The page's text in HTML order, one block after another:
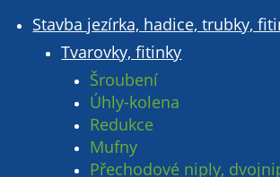
Stavba jezírka, hadice, trubky,
Tvarovky, fitinky
Šroubení
Úhly-kolena
Redukce
Mufny
Přechodové niply,